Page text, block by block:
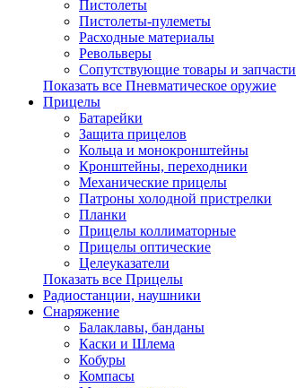
Пистолеты
Пистолеты-пулеметы
Расходные материалы
Револьверы
Сопутствующие товары и запчасти
Показать все Пневматическое оружие
Прицелы
Батарейки
Защита прицелов
Кольца и монокронштейны
Кронштейны, переходники
Механические прицелы
Патроны холодной пристрелки
Планки
Прицелы коллиматорные
Прицелы оптические
Целеуказатели
Показать все Прицелы
Радиостанции, наушники
Снаряжение
Балаклавы, банданы
Каски и Шлема
Кобуры
Компасы